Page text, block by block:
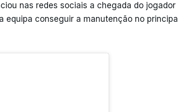
nas redes sociais a chegada do jogador
equipa conseguir a manutenção no principal